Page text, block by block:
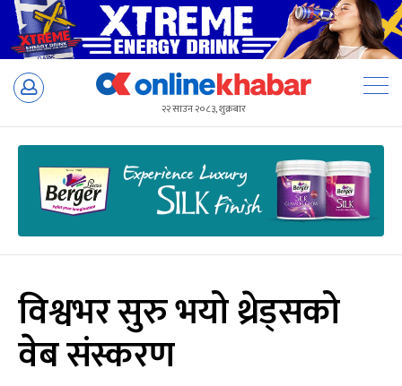
Skip
२२ साउन २०८३, शुक्रबार
विश्वभर सुरु भयो थ्रेड्सको
वेब संस्करण